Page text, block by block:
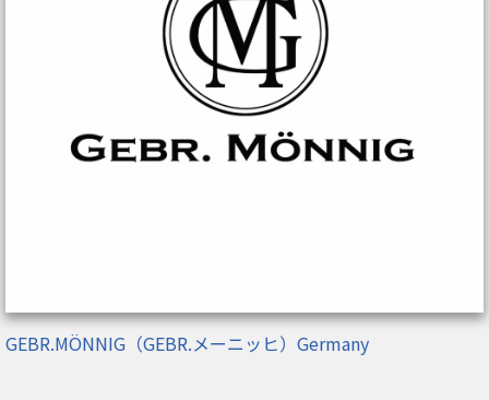
GEBR.MÖNNIG（GEBR.メーニッヒ）Germany